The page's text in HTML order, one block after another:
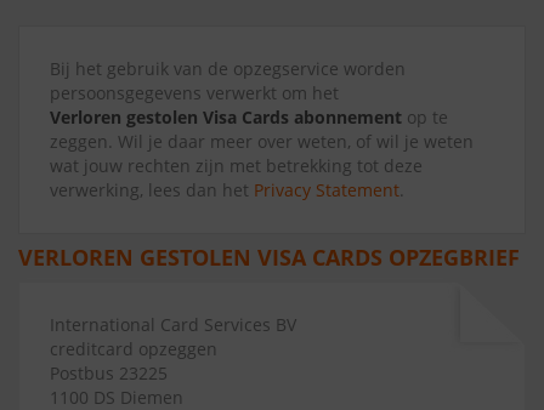
Bij het gebruik van de opzegservice worden
persoonsgegevens verwerkt om het
Verloren gestolen Visa Cards abonnement op te
zeggen. Wil je daar meer over weten, of wil je weten
wat jouw rechten zijn met betrekking tot deze
verwerking, lees dan het Privacy Statement.
VERLOREN GESTOLEN VISA CARDS OPZEGBRIEF
International Card Services BV
creditcard opzeggen
Postbus 23225
1100 DS Diemen